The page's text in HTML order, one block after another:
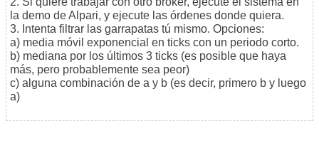
la demo de Alpari, y ejecute las órdenes donde quiera.
3. Intenta filtrar las garrapatas tú mismo. Opciones:
a) media móvil exponencial en ticks con un periodo corto.
b) mediana por los últimos 3 ticks (es posible que haya
más, pero probablemente sea peor)
c) alguna combinación de a y b (es decir, primero b y luego
a)